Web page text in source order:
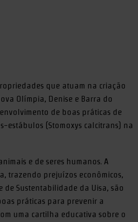
que atuam na criação
Olímpia, Denise e Barra do
de boas práticas de
(Stomoxys calcitrans) na
e de seres humanos. A
trazendo prejuízos econômicos,
de Sustentabilidade da Uisa, são
práticas para prevenir a
uma cartilha educativa sobre o